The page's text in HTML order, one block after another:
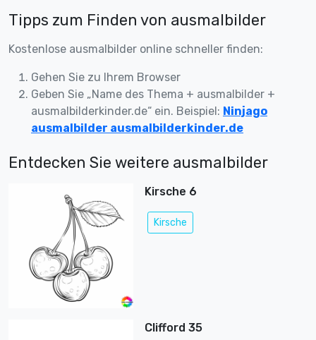
Tipps zum Finden von ausmalbilder
Kostenlose ausmalbilder online schneller finden:
Gehen Sie zu Ihrem Browser
Geben Sie „Name des Thema + ausmalbilder +
ausmalbilderkinder.de“ ein. Beispiel: Ninjago
ausmalbilder ausmalbilderkinder.de
Entdecken Sie weitere ausmalbilder
Kirsche 6
Kirsche
Clifford 35